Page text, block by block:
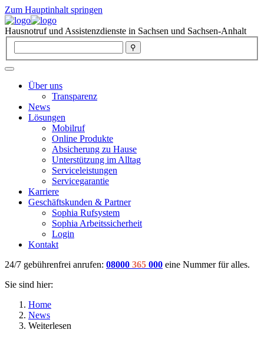
Zum Hauptinhalt springen
Hausnotruf und Assistenzdienste in Sachsen und Sachsen-Anhalt
Über uns
Transparenz
News
Lösungen
Mobilruf
Online Produkte
Absicherung zu Hause
Unterstützung im Alltag
Serviceleistungen
Servicegarantie
Karriere
Geschäftskunden & Partner
Sophia Rufsystem
Sophia Arbeitssicherheit
Login
Kontakt
24/7 gebührenfrei anrufen: 08000 365 000 eine Nummer für alles.
Sie sind hier:
Home
News
Weiterlesen